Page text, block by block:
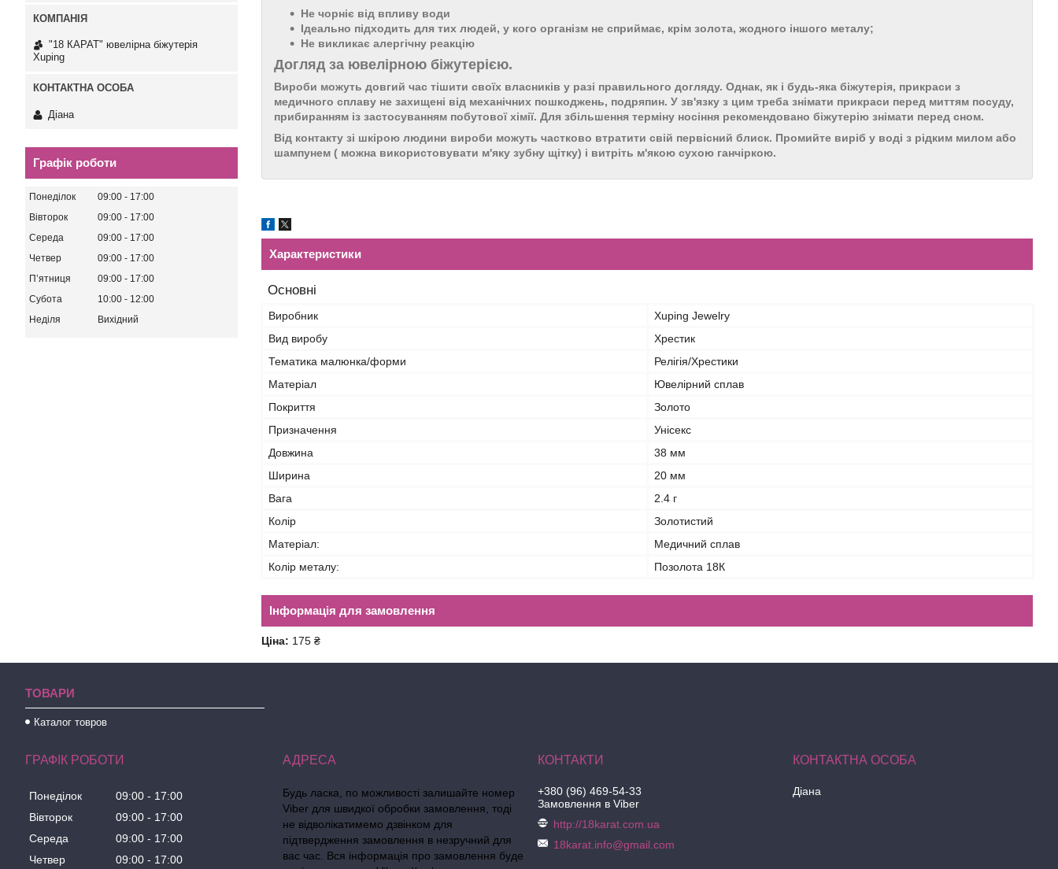
Не чорніє від впливу води
Ідеально підходить для тих людей, у кого організм не сприймає, крім золота, жодного іншого металу;
Не викликає алергічну реакцію
Догляд за ювелірною біжутерією.
Вироби можуть довгий час тішити своїх власників у разі правильного догляду. Однак, як і будь-яка біжутерія, прикраси з
медичного сплаву не захищені від механічних пошкоджень, подряпин. У зв'язку з цим треба знімати прикраси перед миттям посуду,
прибиранням із застосуванням побутової хімії. Для збільшення терміну носіння рекомендовано біжутерію знімати перед сном.
Від контакту зі шкірою людини вироби можуть частково втратити свій первісний блиск. Промийте виріб у воді з рідким милом або
шампунем ( можна використовувати м'яку зубну щітку) і витріть м'якою сухою ганчіркою.
Характеристики
Основні
Виробник
Xuping Jewelry
Вид виробу
Хрестик
Тематика малюнка/форми
Релігія/Хрестики
Матеріал
Ювелірний сплав
Покриття
Золото
Призначення
Унісекс
Довжина
38 мм
Ширина
20 мм
Вага
2.4 г
Колір
Золотистий
Матеріал:
Медичний сплав
Колір металу:
Позолота 18К
Інформація для замовлення
Ціна: 175 ₴
"18 КАРАТ" ювелірна біжутерія
Xuping
Діана
Графік роботи
Понеділок 09:00
17:00
Вівторок
09:00
17:00
Середа
09:00
17:00
Четвер
09:00
17:00
Пʼятниця
09:00
17:00
Субота
10:00
12:00
Неділя
Вихідний
ТОВАРИ
Каталог товров
ГРАФІК РОБОТИ
Понеділок 09:00
17:00
Вівторок
09:00
17:00
Середа
09:00
17:00
Четвер
09:00 17:00
Будь ласка, по можливості залишайте номер
Viber для швидкої обробки замовлення, тоді
не відволікатимемо дзвінком для
підтвердження замовлення в незручний для
вас час. Вся інформація про замовлення буде
+380 (96) 469-54-33
Замовлення в Viber
http://18karat.com.ua
18karat.info@gmail.com
Діана